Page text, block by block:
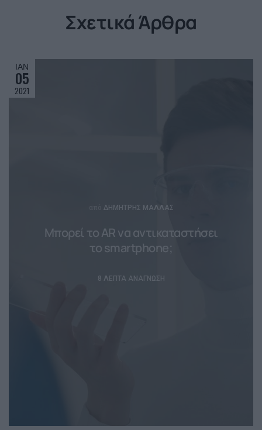
Σχετικά Άρθρα
ΙΑΝ
05
2021
PostedΔΗΜΉΤΡΗΣ ΜΑΛΛΆΣ
Μπορεί το AR να αντικαταστήσει
το smartphone;
8 ΛΕΠΤΆ ΑΝΆΓΝΩΣΗ